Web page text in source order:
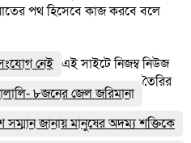
পথ হিসেবে কাজ করবে বলে
নেই
৮জনের জেল জরিমানা
জানায় মানুষের অদম্য শক্তিকে
এই সাইটে নিজম্ব নিউজ
তৈরির